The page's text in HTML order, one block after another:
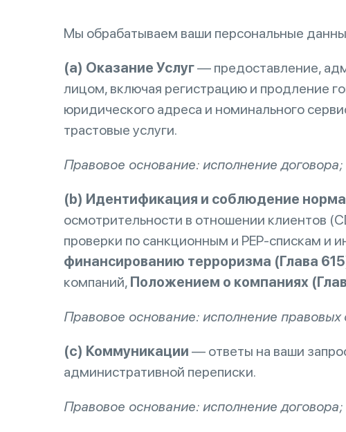
Мы обрабатываем ваши персональные
(a) Оказание Услуг— предоставление,
лицом, включая регистрацию и продление
юридического адреса и номинального
трастовые услуги.
Правовое основание: исполнение договора;
(b) Идентификация и соблюдение
осмотрительности в отношении клиентов
проверки по санкционным и PEP-спискам и
финансированию терроризма (Глава
компаний, Положением о компаниях
Правовое основание: исполнение правовых
(c) Коммуникации — ответы на ваши
административной переписки.
Правовое основание: исполнение